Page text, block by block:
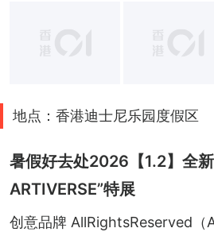
地点：香港迪士尼乐园度假区
暑假好去处2026【1.2】全
ARTIVERSE”特展
创意品牌 AllRightsReserved（